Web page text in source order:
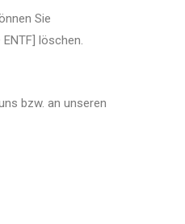
Sie
löschen.
bzw. an unseren